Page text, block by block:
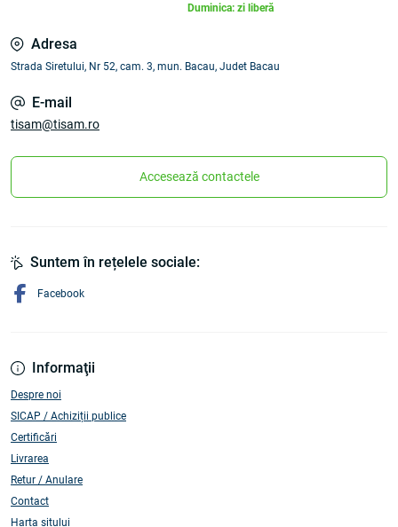
Duminica: zi liberă
Adresa
Strada Siretului, Nr 52, cam. 3, mun. Bacau, Judet Bacau
E-mail
tisam@tisam.ro
Accesează contactele
Informaţii
Despre noi
SICAP / Achiziții publice
Certificări
Livrarea
Retur / Anulare
Contact
Harta sitului
Suntem în rețelele sociale:
Facebook